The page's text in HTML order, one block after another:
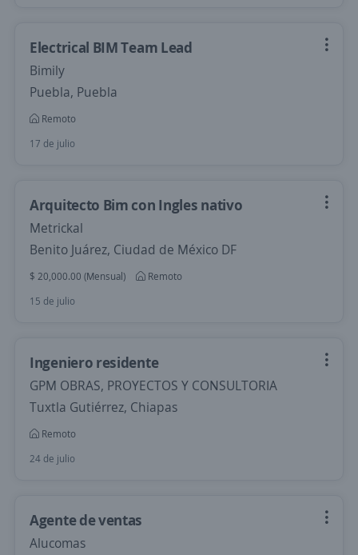
Electrical BIM Team Lead
Bimily
Puebla, Puebla
Remoto
17 de julio
Arquitecto Bim con Ingles nativo
Metrickal
Benito Juárez, Ciudad de México DF
$ 20,000.00 (Mensual)
Remoto
15 de julio
Ingeniero residente
GPM OBRAS, PROYECTOS Y CONSULTORIA
Tuxtla Gutiérrez, Chiapas
Remoto
24 de julio
Agente de ventas
Alucomas